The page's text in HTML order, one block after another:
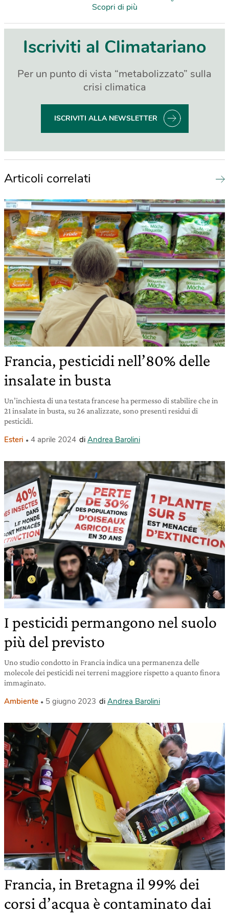
Scopri di più
Iscriviti al Climatariano
Per un punto di vista “metabolizzato” sulla
crisi climatica
ISCRIVITI ALLA NEWSLETTER
Articoli correlati
Francia, pesticidi nell’80% delle
insalate in busta
Un’inchiesta di una testata francese ha permesso di stabilire che in
21 insalate in busta, su 26 analizzate, sono presenti residui di
pesticidi.
Esteri 4 aprile 2024 di Andrea Barolini
I pesticidi permangono nel suolo
più del previsto
Uno studio condotto in Francia indica una permanenza delle
molecole dei pesticidi nei terreni maggiore rispetto a quanto finora
immaginato.
Ambiente 5 giugno 2023 di Andrea Barolini
Francia, in Bretagna il 99% dei
corsi d’acqua è contaminato dai